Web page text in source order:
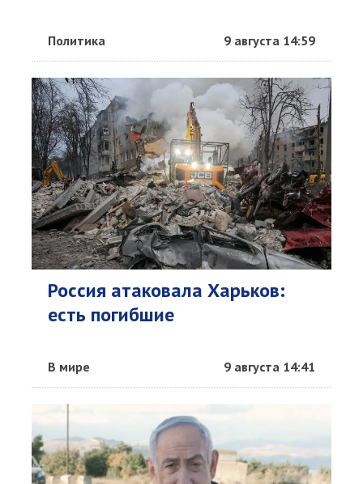
Политика 9 августа 14:59
Россия атаковала Харьков:
есть погибшие
В мире 9 августа 14:41